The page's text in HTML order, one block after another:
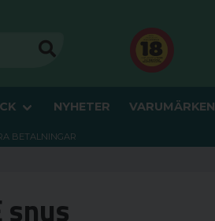
NYHETER VARUMÄRKEN
BETALNINGAR
snus